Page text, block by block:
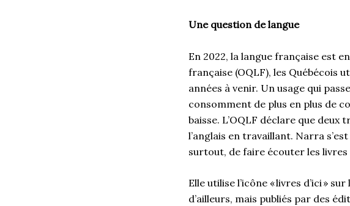
Une question de langue
En 2022, la langue française est
française (OQLF), les Québécois
années à venir. Un usage qui
consomment de plus en plus de
baisse. L’OQLF déclare que
l’anglais en travaillant. Narra
surtout, de faire écouter les
Elle utilise l’icône « livres d’ici »
d’ailleurs, mais publiés par des